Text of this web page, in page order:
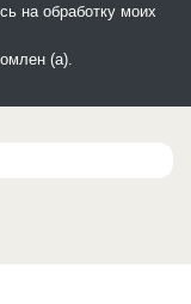
на обработку моих
(а).